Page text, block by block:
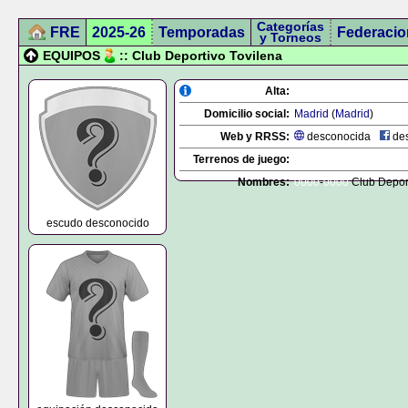
FRE 2025-26 Temporadas Categorías
y Torneos
EQUIPOS :: Club Deportivo Tovilena
escudo desconocido
Alta:
Domicilio social: Madrid (Madrid)
Web y RRSS:
desconocida
Terrenos de juego:
Nombres: 0000-0000Club